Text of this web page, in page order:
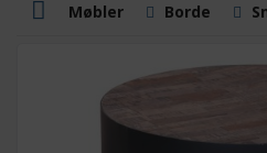
Møbler Borde